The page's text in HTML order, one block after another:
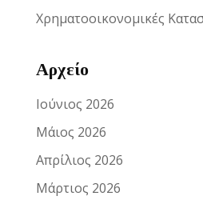
Χρηματοοικονομικές
Αρχείο
Ιούνιος 2026
Μάιος 2026
Απρίλιος 2026
Μάρτιος 2026